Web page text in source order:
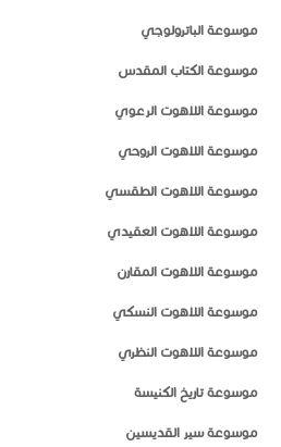
موسوعة الباترولوجي
موسوعة الكتاب المقدس
موسوعة اللاهوت الرعوي
موسوعة اللاهوت الروحي
موسوعة اللاهوت الطقسي
موسوعة اللاهوت العقيدي
موسوعة اللاهوت المقارن
موسوعة اللاهوت النسكي
موسوعة اللاهوت النظري
موسوعة تاريخ الكنيسة
موسوعة سير القديسين